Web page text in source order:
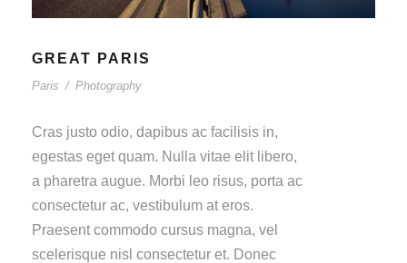
GREAT PARIS
Paris / Photography
Cras justo odio, dapibus ac facilisis in,
egestas eget quam. Nulla vitae elit libero,
a pharetra augue. Morbi leo risus, porta ac
consectetur ac, vestibulum at eros.
Praesent commodo cursus magna, vel
scelerisque nisl consectetur et. Donec